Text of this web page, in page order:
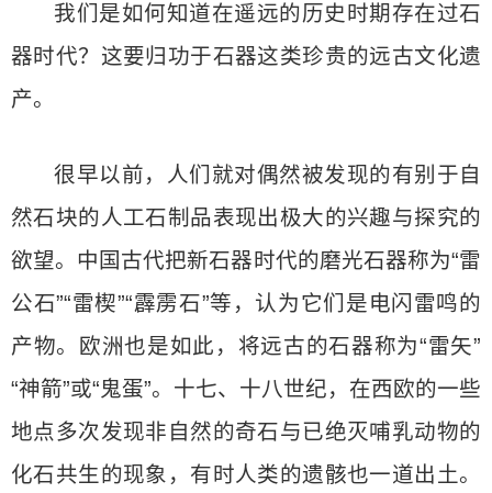
我们是如何知道在遥远的历史时期存在过石
器时代？这要归功于石器这类珍贵的远古文化遗
产。
很早以前，人们就对偶然被发现的有别于自
然石块的人工石制品表现出极大的兴趣与探究的
欲望。中国古代把新石器时代的磨光石器称为“雷
公石”“雷楔”“霹雳石”等，认为它们是电闪雷鸣的
产物。欧洲也是如此，将远古的石器称为“雷矢”
“神箭”或“鬼蛋”。十七、十八世纪，在西欧的一些
地点多次发现非自然的奇石与已绝灭哺乳动物的
化石共生的现象，有时人类的遗骸也一道出土。